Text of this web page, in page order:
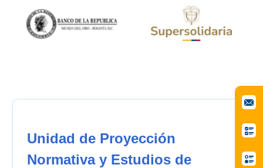
Unidad de Proyección
Normativa y Estudios de